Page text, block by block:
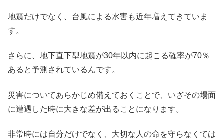
地震だけでなく、台風による水害も近年増えてきていま
す。
さらに、地下直下型地震が30年以内に起こる確率が70％
あると予測されているんです。
災害についてあらかじめ備えておくことで、いざその場面
に遭遇した時に大きな差が出ることになります。
非常時には自分だけでなく、大切な人の命を守らなくては